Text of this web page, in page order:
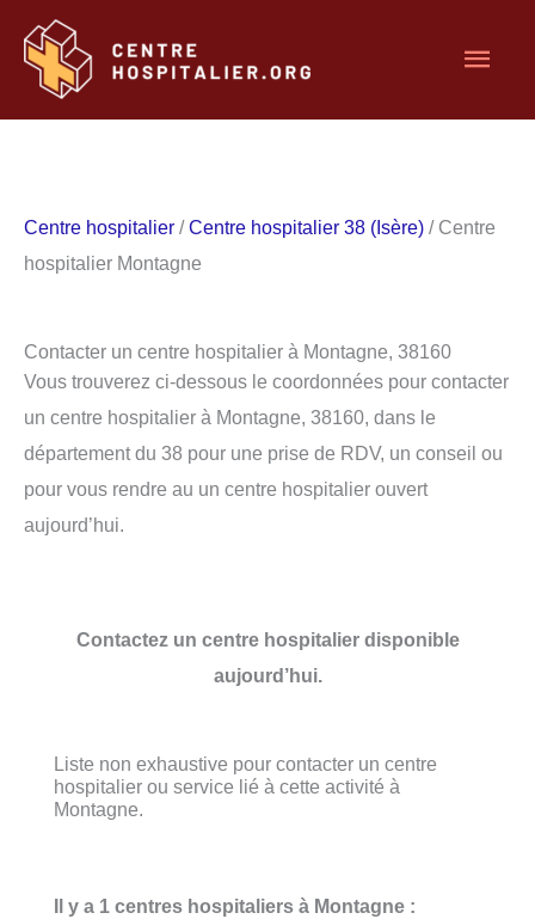
contenu
Centre hospitalier /Centre hospitalier 38 (Isère) / Centre
hospitalier Montagne
Contacter un centre hospitalier à Montagne, 38160
Vous trouverez ci-dessous le coordonnées pour contacter
un centre hospitalier à Montagne, 38160, dans le
département du 38 pour une prise de RDV, un conseil ou
pour vous rendre au un centre hospitalier ouvert
aujourd’hui.
Contactez un centre hospitalier disponible
aujourd’hui.
Liste non exhaustive pour contacter un centre
hospitalier ou service lié à cette activité à
Montagne.
Il y a 1 centres hospitaliers à Montagne :